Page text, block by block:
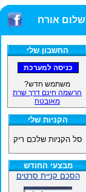
שלום אורח
החשבון שלי
משתמש חדש?
הרשמה חינם דרך שרת
מאובטח
הקניות שלי
סל הקניות שלכם ריק
מבצעי החודש
הסכם קניית סרטים